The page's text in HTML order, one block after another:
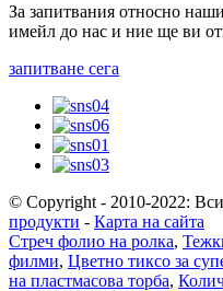
За запитвания относно
имейл до нас и ние ще ви
запитване сега
© Copyright - 2010-2022:
продукти - Карта на сайта
Стреч фолио на ролка,
филми, Цветно тиксо за
на пластмасова торба,